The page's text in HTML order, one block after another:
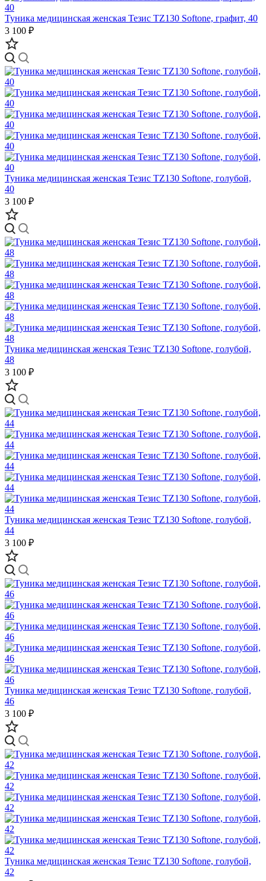
Туника медицинская женская Тезис TZ130 Softone, графит, 40
3 100 ₽
Туника медицинская женская Тезис TZ130 Softone, голубой,
40
3 100 ₽
Туника медицинская женская Тезис TZ130 Softone, голубой,
48
3 100 ₽
Туника медицинская женская Тезис TZ130 Softone, голубой,
44
3 100 ₽
Туника медицинская женская Тезис TZ130 Softone, голубой,
46
3 100 ₽
Туника медицинская женская Тезис TZ130 Softone, голубой,
42